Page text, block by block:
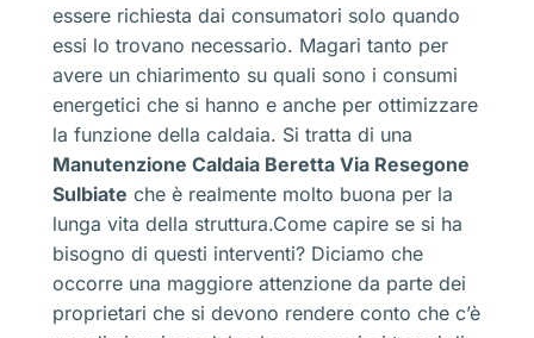
essere richiesta dai consumatori solo quando
essi lo trovano necessario. Magari tanto per
avere un chiarimento su quali sono i consumi
energetici che si hanno e anche per ottimizzare
la funzione della caldaia. Si tratta di una
Manutenzione Caldaia Beretta Via Resegone
Sulbiate che è realmente molto buona per la
lunga vita della struttura.Come capire se si ha
bisogno di questi interventi? Diciamo che
occorre una maggiore attenzione da parte dei
proprietari che si devono rendere conto che c’è